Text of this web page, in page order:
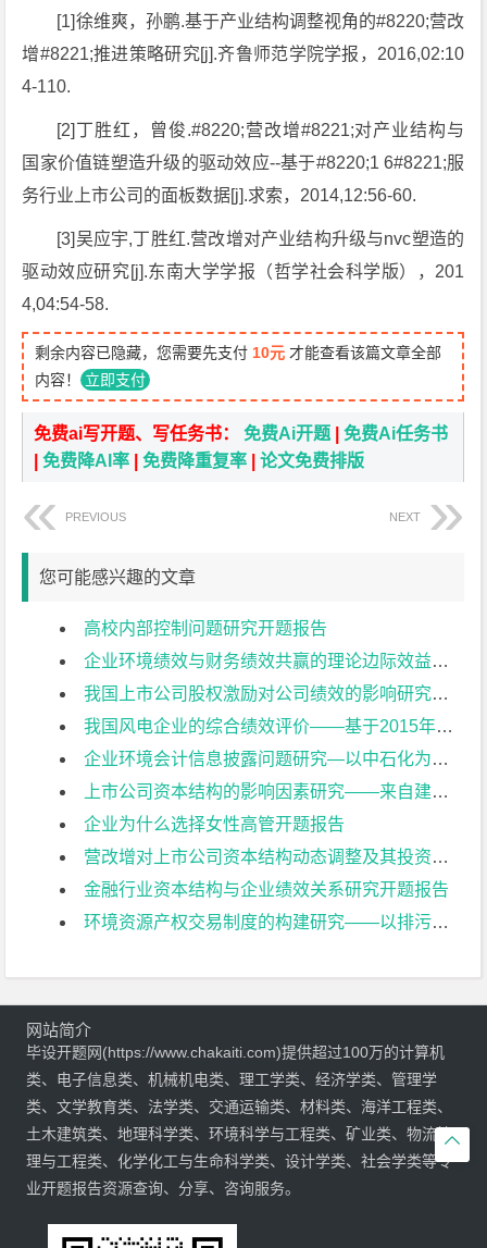
[1]徐维爽，孙鹏.基于产业结构调整视角的#8220;营改
增#8221;推进策略研究[j].齐鲁师范学院学报，2016,02:10
4-110.
[2]丁胜红，曾俊.#8220;营改增#8221;对产业结构与
国家价值链塑造升级的驱动效应--基于#8220;1 6#8221;服
务行业上市公司的面板数据[j].求索，2014,12:56-60.
[3]吴应宇,丁胜红.营改增对产业结构升级与nvc塑造的
驱动效应研究[j].东南大学学报（哲学社会科学版），201
4,04:54-58.
剩余内容已隐藏，您需要先支付 10元 才能查看该篇文章全部
内容！ 立即支付
免费ai写开题、写任务书：免费Ai开题 |免费Ai任务书
|免费降AI率 |免费降重复率 |论文免费排版
PREVIOUS NEXT
您可能感兴趣的文章
高校内部控制问题研究开题报告
企业环境绩效与财务绩效共赢的理论边际效益研究开题报告
我国上市公司股权激励对公司绩效的影响研究开题报告
我国风电企业的综合绩效评价——基于2015年上市公司的数据开题报告
企业环境会计信息披露问题研究—以中石化为例开题报告
上市公司资本结构的影响因素研究——来自建筑业上市公司的经验证据开题报告
企业为什么选择女性高管开题报告
营改增对上市公司资本结构动态调整及其投资效率影响研究开题报告
金融行业资本结构与企业绩效关系研究开题报告
环境资源产权交易制度的构建研究——以排污权交易为例开题报告

网站简介
毕设开题网(https://www.chakaiti.com)提供超过100万的计算机
类、电子信息类、机械机电类、理工学类、经济学类、管理学
类、文学教育类、法学类、交通运输类、材料类、海洋工程类、
土木建筑类、地理科学类、环境科学与工程类、矿业类、物流管
理与工程类、化学化工与生命科学类、设计学类、社会学类等专
业开题报告资源查询、分享、咨询服务。